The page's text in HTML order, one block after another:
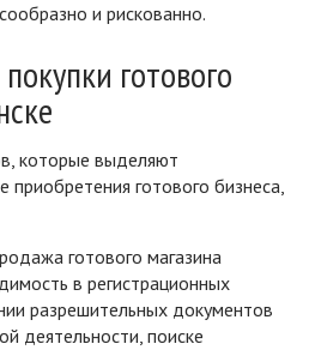
и рискованно.
готового
которые выделяют
приобретения готового бизнеса,
готового магазина
в регистрационных
разрешительных документов
деятельности, поиске